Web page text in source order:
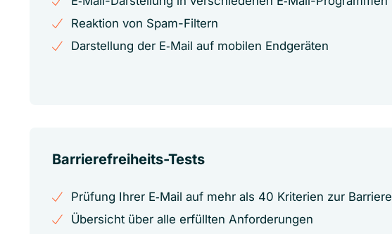
Reaktion von Spam-Filtern
Darstellung der E‑Mail auf mobilen Endgeräten
Barrierefreiheits-Tests
Prüfung Ihrer E‑Mail auf mehr als 40 Kriterien zur
Übersicht über alle erfüllten Anforderungen